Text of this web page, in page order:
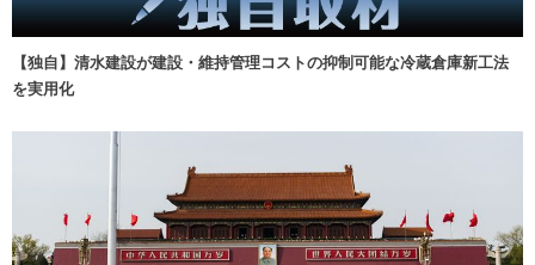
【独自】清水建設が建設・維持管理コストの抑制可能な冷蔵倉庫新工法
を実用化